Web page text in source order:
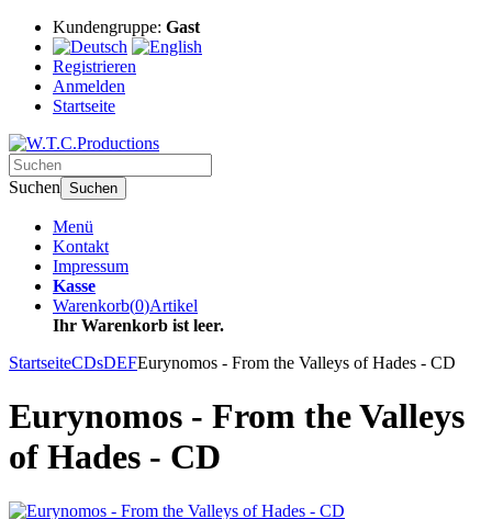
Kundengruppe: Gast
Registrieren
Anmelden
Startseite
Suchen Suchen
Menü
Kontakt
Impressum
Kasse
Warenkorb(0)Artikel
Ihr Warenkorb ist leer.
StartseiteCDsDEFEurynomos - From the Valleys of Hades - CD
Eurynomos - From the Valleys
of Hades - CD